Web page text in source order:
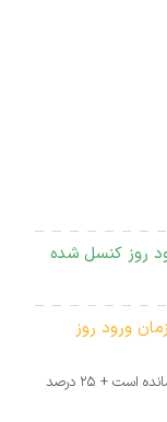
به زمان ورود روز
100 درصد روز هایی که کمتر از 72 ساعت به آنها مانده است + 25 درصد